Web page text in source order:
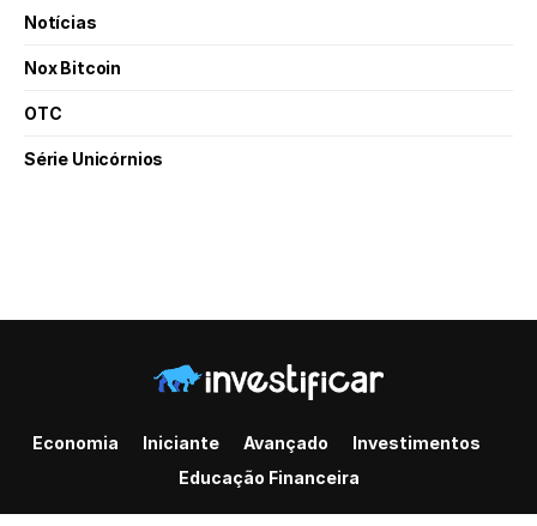
Notícias
Nox Bitcoin
OTC
Série Unicórnios
Economia Iniciante Avançado
Investimentos
Educação Financeira